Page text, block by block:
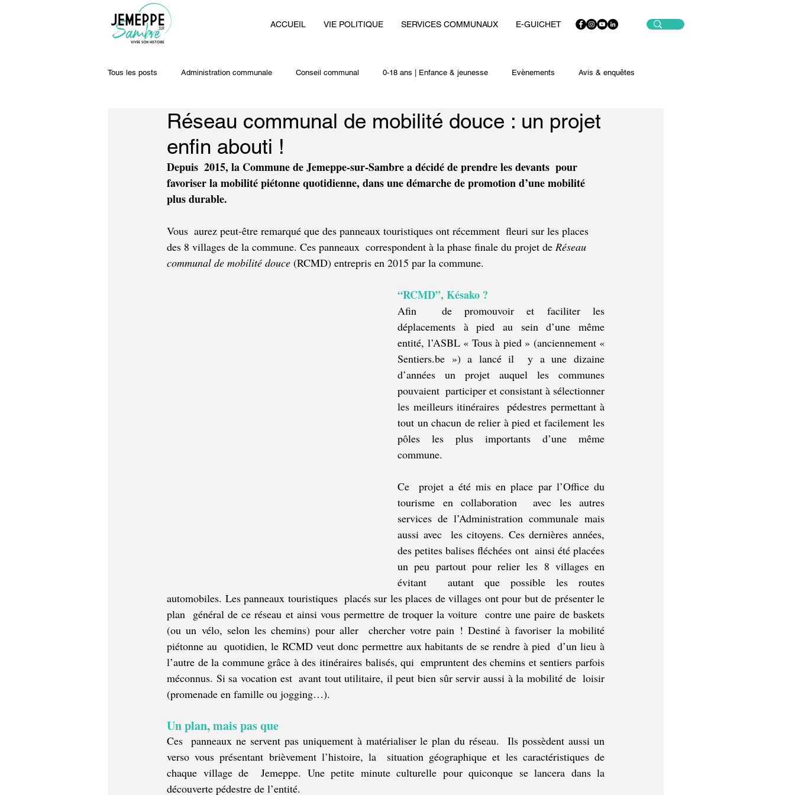
ACCUEIL VIE POLITIQUE SERVICES COMMUNAUX E-GUICHET
Tous les posts Administration communale Conseil communal 0-18 ans | Enfance & jeunesse Evènements Avis & enquêtes
Travaux & voiries Offres d'emploi Autres actualités
Réseau communal de mobilité douce : un projet
enfin abouti !
Depuis  2015, la Commune de Jemeppe-sur-Sambre a décidé de prendre les devants  pour
favoriser la mobilité piétonne quotidienne, dans une démarche de promotion d’une mobilité
plus durable.
Vous  aurez peut-être remarqué que des panneaux touristiques ont récemment  fleuri sur les places
des 8 villages de la commune. Ces panneaux  correspondent à la phase finale du projet de Réseau
communal de mobilité douce (RCMD) entrepris en 2015 par la commune.
“RCMD”, Késako ?
Afin  de promouvoir et faciliter les
déplacements à pied au sein d’une même
entité, l’ASBL « Tous à pied » (anciennement «
Sentiers.be ») a lancé il  y a une dizaine
d’années un projet auquel les communes
pouvaient  participer et consistant à sélectionner
les meilleurs itinéraires  pédestres permettant à
tout un chacun de relier à pied et facilement les
pôles les plus importants d’une même
commune.
Ce  projet a été mis en place par l’Office du
tourisme en collaboration  avec les autres
services de l’Administration communale mais
aussi avec  les citoyens. Ces dernières années,
des petites balises fléchées ont  ainsi été placées
un peu partout pour relier les 8 villages en
évitant  autant que possible les routes
automobiles. Les panneaux touristiques  placés sur les places de villages ont pour but de présenter le
plan  général de ce réseau et ainsi vous permettre de troquer la voiture  contre une paire de baskets
(ou un vélo, selon les chemins) pour aller  chercher votre pain ! Destiné à favoriser la mobilité
piétonne au  quotidien, le RCMD veut donc permettre aux habitants de se rendre à pied  d’un lieu à
l’autre de la commune grâce à des itinéraires balisés, qui  empruntent des chemins et sentiers parfois
méconnus. Si sa vocation est  avant tout utilitaire, il peut bien sûr servir aussi à la mobilité de  loisir
(promenade en famille ou jogging…).
Un plan, mais pas que
Ces  panneaux ne servent pas uniquement à matérialiser le plan du réseau.  Ils possèdent aussi un
verso vous présentant brièvement l’histoire, la  situation géographique et les caractéristiques de
chaque village de  Jemeppe. Une petite minute culturelle pour quiconque se lancera dans la
découverte pédestre de l’entité.